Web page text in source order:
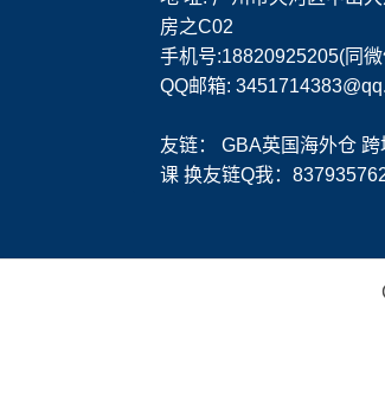
房之C02
手机号:18820925205(同
QQ邮箱:
友链： GBA英国海外仓 跨
课 换友链Q我：